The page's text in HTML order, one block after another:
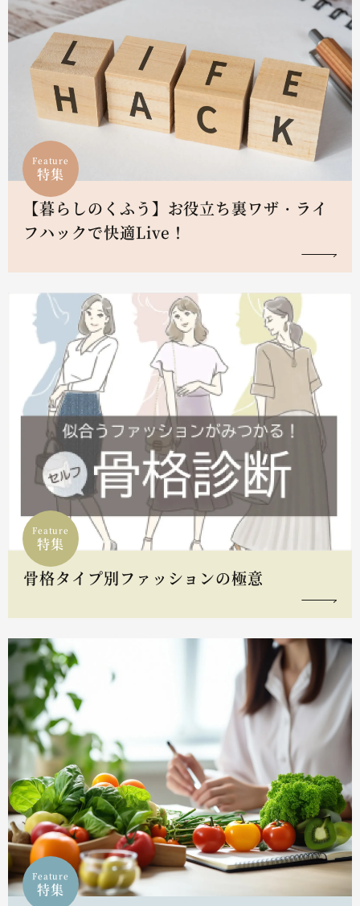
Feature
特集
【暮らしのくふう】お役立ち裏ワザ・ライ
フハックで快適Live！
Feature
特集
骨格タイプ別ファッションの極意
Feature
特集